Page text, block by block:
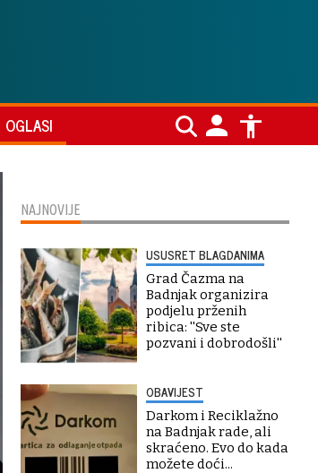
OGLASI
NAJNOVIJE
USUSRET BLAGDANIMA
Grad Čazma na
Badnjak organizira
podjelu prženih
ribica: ''Sve ste
pozvani i dobrodošli''
OBAVIJEST
Darkom i Reciklažno
na Badnjak rade, ali
skraćeno. Evo do kada
možete doći...